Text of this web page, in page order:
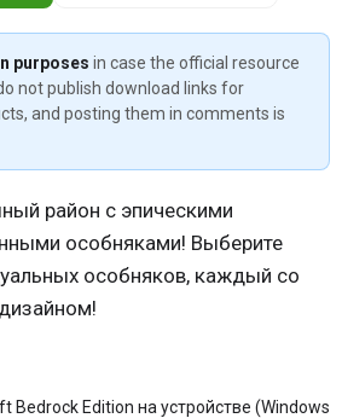
purposes in case the official resource
not publish download links for
and posting them in comments is
район с эпическими
особняками! Выберите
особняков, каждый со
Bedrock Edition на устройстве (Windows